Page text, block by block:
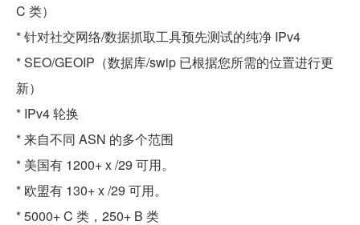
C 类）
* 针对社交网络/数据抓取工具预先测试的纯净 IPv4
* SEO/GEOIP（数据库/swip 已根据您所需的位置进行更
新）
* IPv4 轮换
* 来自不同 ASN 的多个范围
* 美国有 1200+ x /29 可用。
* 欧盟有 130+ x /29 可用。
* 5000+ C 类，250+ B 类